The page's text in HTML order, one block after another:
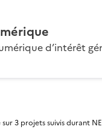
d’intérêt
3 projets suivis durant